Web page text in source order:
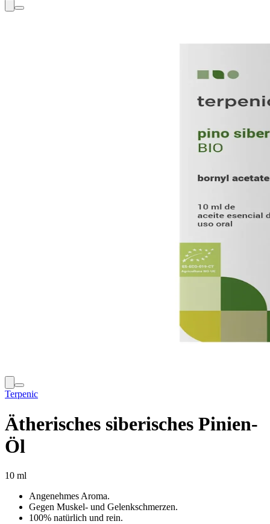
Terpenic
Ätherisches siberisches Pinien-
Öl
10 ml
Angenehmes Aroma.
Gegen Muskel- und Gelenkschmerzen.
100% natürlich und rein.